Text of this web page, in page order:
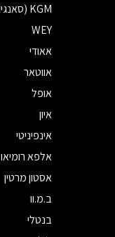
KGM (סאנגיונג)
WEY
אאודי
אווטאר
אופל
איון
אינפיניטי
אלפא רומיאו
אסטון מרטין
ב.מ.וו
בנטלי